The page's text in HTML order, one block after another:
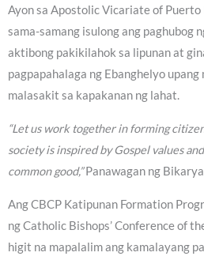
Ayon sa Apostolic Vicariate of Puerto
sama-samang isulong ang paghubog
aktibong pakikilahok sa lipunan at
pagpapahalaga ng Ebanghelyo
malasakit sa kapakanan ng lahat.
“Let us work together in forming
society is inspired by Gospel values
common good,”Panawagan ng
Ang CBCP Katipunan Formation
ng Catholic Bishops’ Conference of
higit na mapalalim ang kamalayang